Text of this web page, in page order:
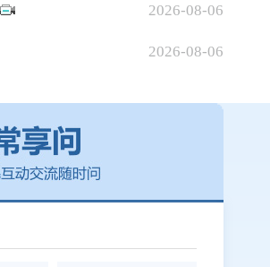
2026-08-06
2026-08-06